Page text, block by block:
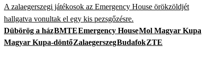
A zalaegerszegi játékosok az Emergency House örökzöldjét
hallgatva vonultak el egy kis pezsgőzésre.
Dübörög a házBMTEEmergency HouseMol Magyar Kupa
Magyar Kupa-döntőZalaegerszegBudafokZTE